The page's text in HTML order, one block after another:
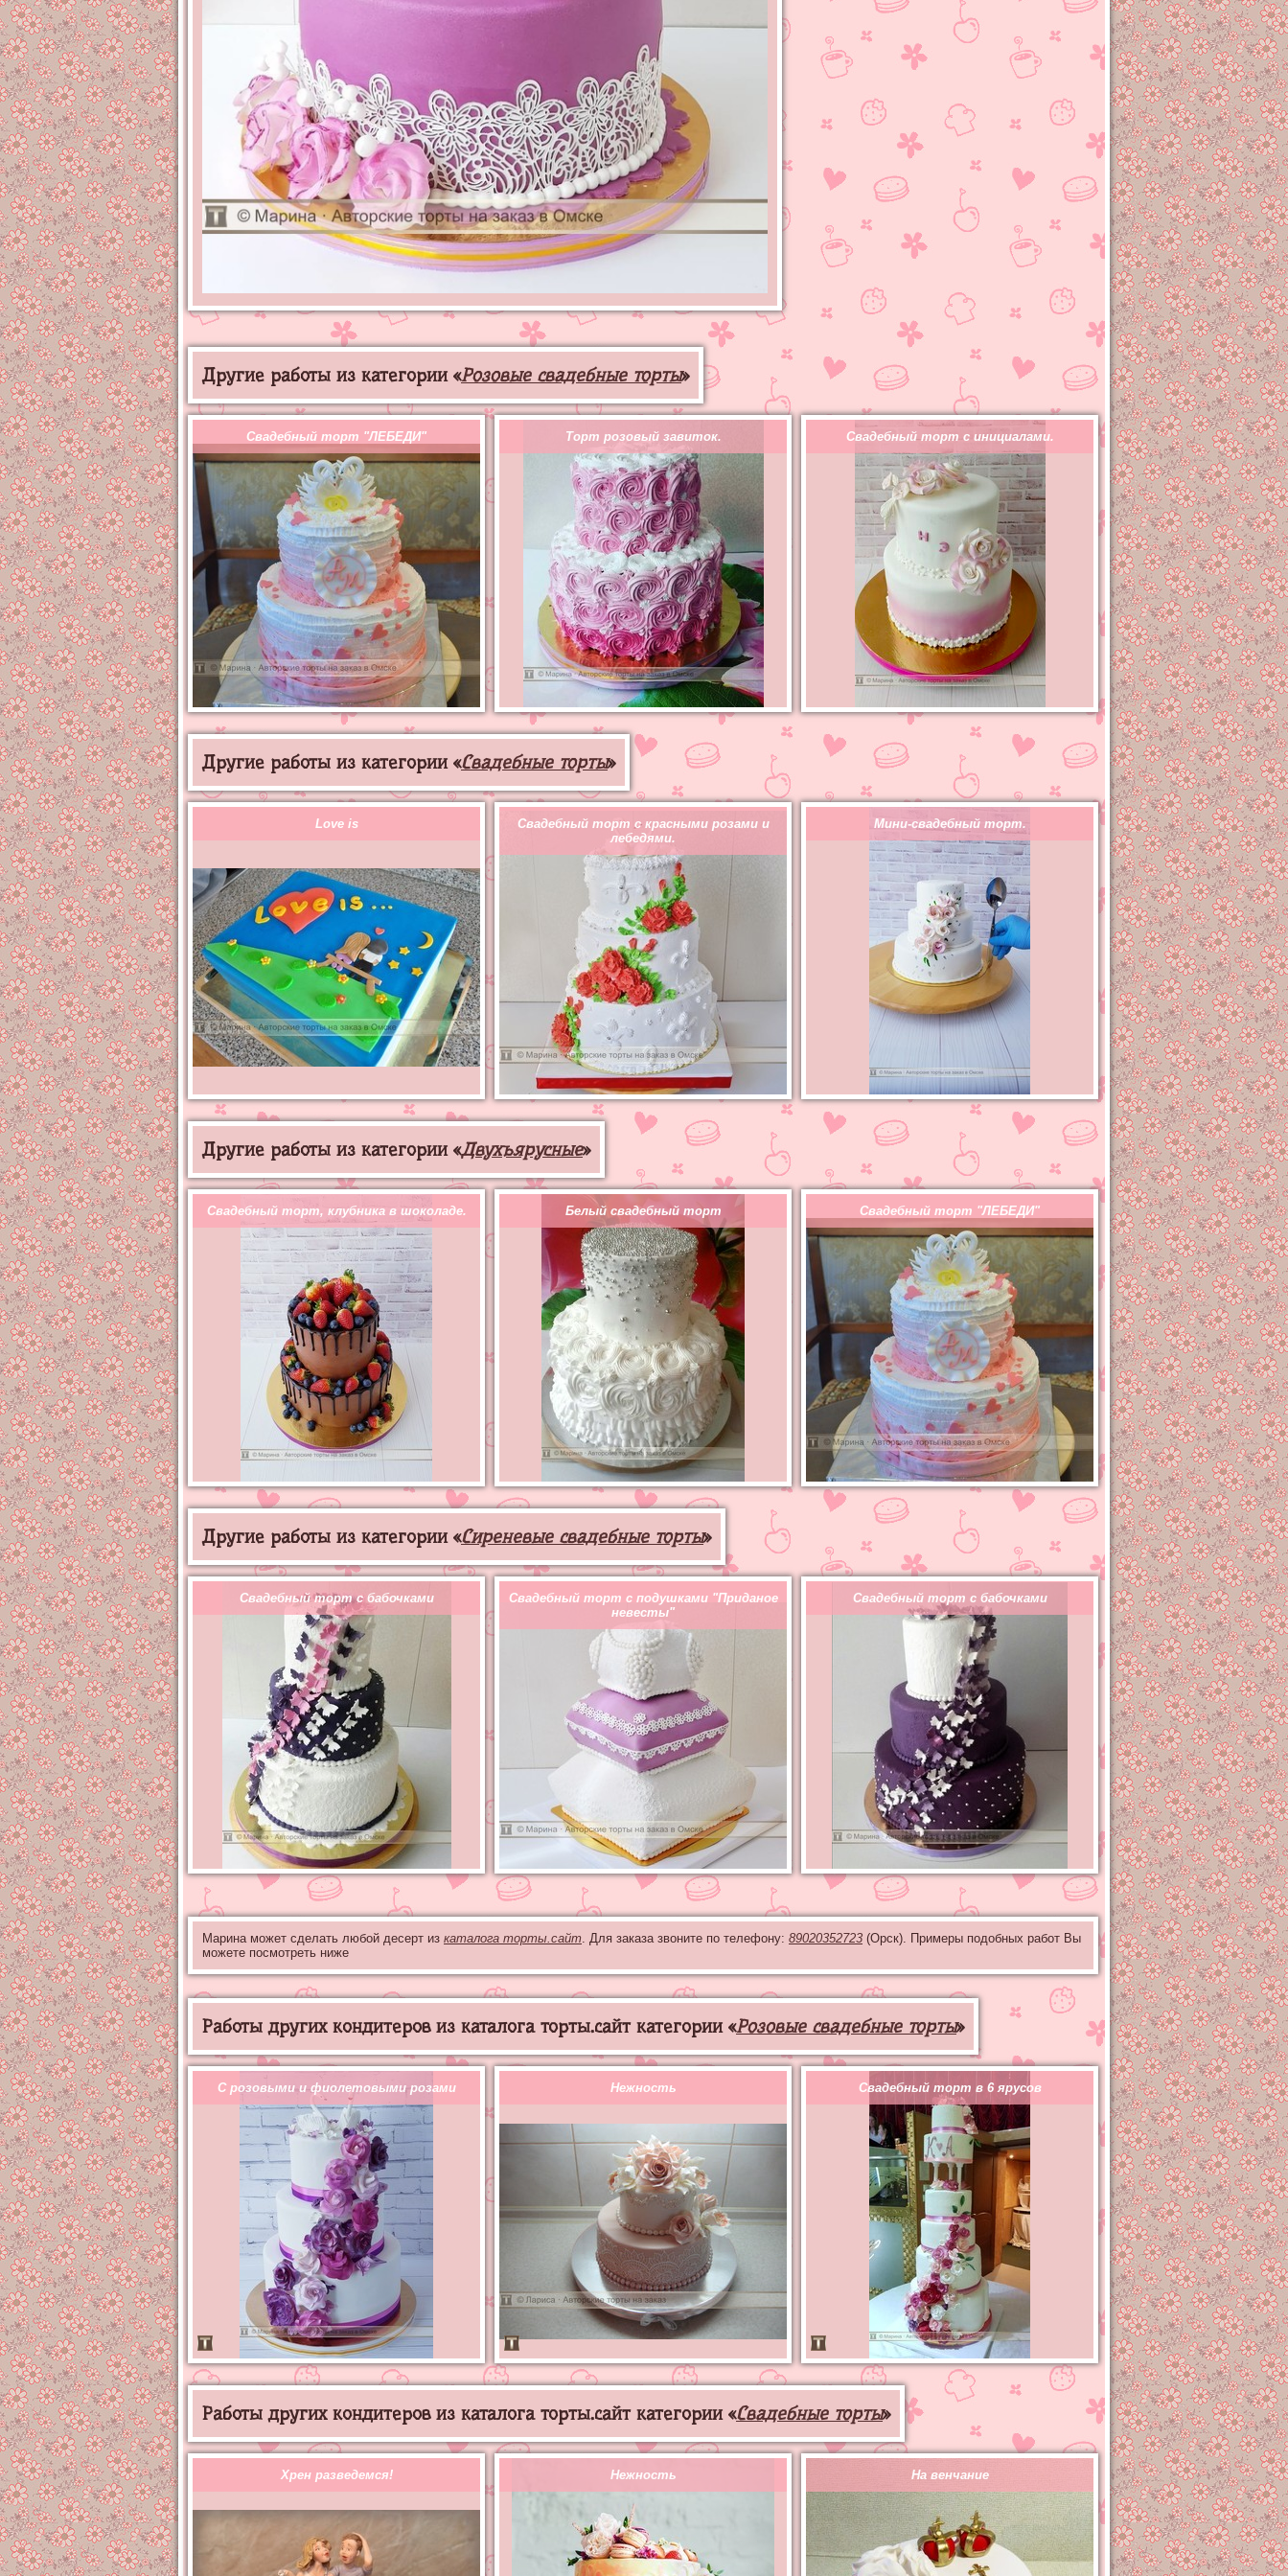
Другие работы из категории «Розовые свадебные торты»
Свадебный торт "ЛЕБЕДИ" Торт розовый завиток. Свадебный торт с инициалами.
Другие работы из категории «Свадебные торты»
Love is
Свадебный торт с красными розами и
лебедями.
Мини-свадебный торт.
Другие работы из категории «Двухъярусные»
Свадебный торт, клубника в шоколаде. Белый свадебный торт Свадебный торт "ЛЕБЕДИ"
Другие работы из категории «Сиреневые свадебные торты»
Свадебный торт с бабочками
Свадебный торт с подушками "Приданое
невесты"
Свадебный торт с бабочками
Марина может сделать любой десерт из каталога торты.сайт. Для заказа звоните по телефону: 89020352723 (Орск). Примеры подобных работ Вы
можете посмотреть ниже
Работы других кондитеров из каталога торты.сайт категории «Розовые свадебные торты»
С розовыми и фиолетовыми розами Нежность Свадебный торт в 6 ярусов
Работы других кондитеров из каталога торты.сайт категории «Свадебные торты»
Хрен разведемся! Нежность На венчание